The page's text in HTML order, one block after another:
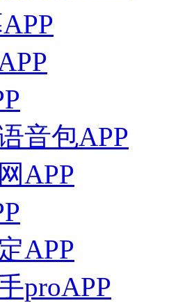
音包APP
APP
APP
proAPP